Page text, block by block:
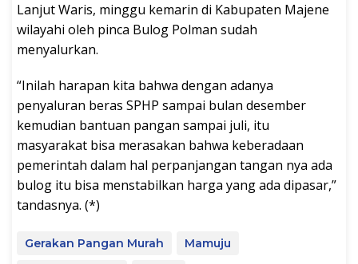
Lanjut Waris, minggu kemarin di Kabupaten Majene
wilayahi oleh pinca Bulog Polman sudah
menyalurkan.
“Inilah harapan kita bahwa dengan adanya
penyaluran beras SPHP sampai bulan desember
kemudian bantuan pangan sampai juli, itu
masyarakat bisa merasakan bahwa keberadaan
pemerintah dalam hal perpanjangan tangan nya ada
bulog itu bisa menstabilkan harga yang ada dipasar,”
tandasnya. (*)
Gerakan Pangan Murah
Mamuju